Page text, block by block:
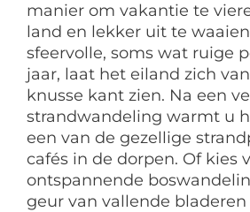
manier om vakantie te
land en lekker uit te
sfeervolle, soms wat ruige
jaar, laat het eiland zich
knusse kant zien. Na een
strandwandeling warmt u
een van de gezellige
cafés in de dorpen. Of kies
ontspannende
geur van vallende bladeren